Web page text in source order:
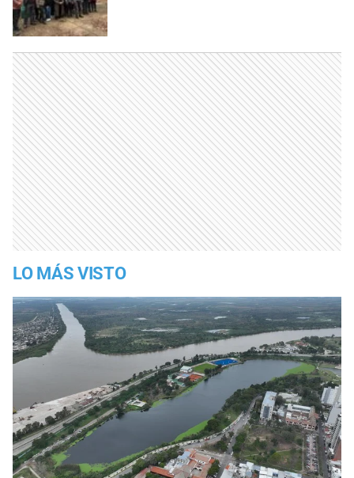
LO MÁS VISTO